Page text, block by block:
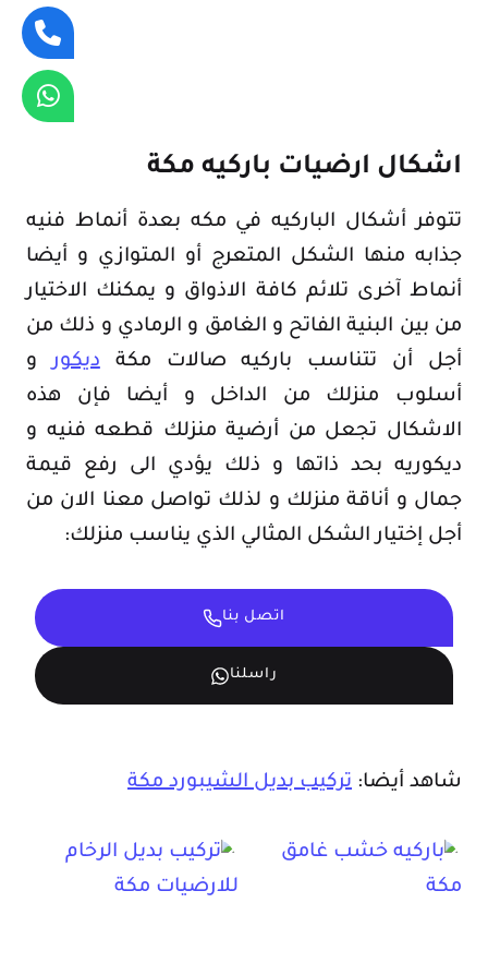
اشكال ارضيات باركيه مكة
تتوفر أشكال الباركيه في مكه بعدة أنماط فنيه
جذابه منها الشكل المتعرج أو المتوازي و أيضا
أنماط آخرى تلائم كافة الاذواق و يمكنك الاختيار
من بين البنية الفاتح و الغامق و الرمادي و ذلك من
أجل أن تتناسب باركيه صالات مكةديكورو
أسلوب منزلك من الداخل و أيضا فإن هذه
الاشكال تجعل من أرضية منزلك قطعه فنيه و
ديكوريه بحد ذاتها و ذلك يؤدي الى رفع قيمة
جمال و أناقة منزلك و لذلك تواصل معنا الان من
أجل إختيار الشكل المثالي الذي يناسب منزلك:
اتصل بنا
راسلنا
شاهد أيضا: تركيب بديل الشيبورد مكة